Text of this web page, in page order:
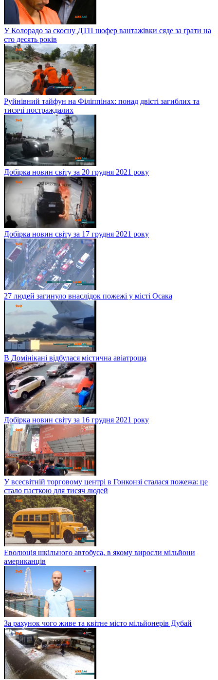
У Колорадо за скоєну ДТП шофер вантажівки сяде за ґрати на
сто десять років
Руйнівний тайфун на Філіппінах: понад двісті загиблих та
тисячі постраждалих
Добірка новин світу за 20 грудня 2021 року
Добірка новин світу за 17 грудня 2021 року
27 людей загинуло внаслідок пожежі у місті Осака
В Домінікані відбулася містична авіатроща
Добірка новин світу за 16 грудня 2021 року
У всесвітній торговому центрі в Гонконзі сталася пожежа: це
стало пасткою для тисяч людей
Еволюція шкільного автобуса, в якому виросли мільйони
американців
За рахунок чого живе та квітне місто мільйонерів Дубай